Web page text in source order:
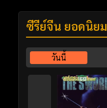
ซีรี่ย์จีน ยอดนิยม
วันนี้